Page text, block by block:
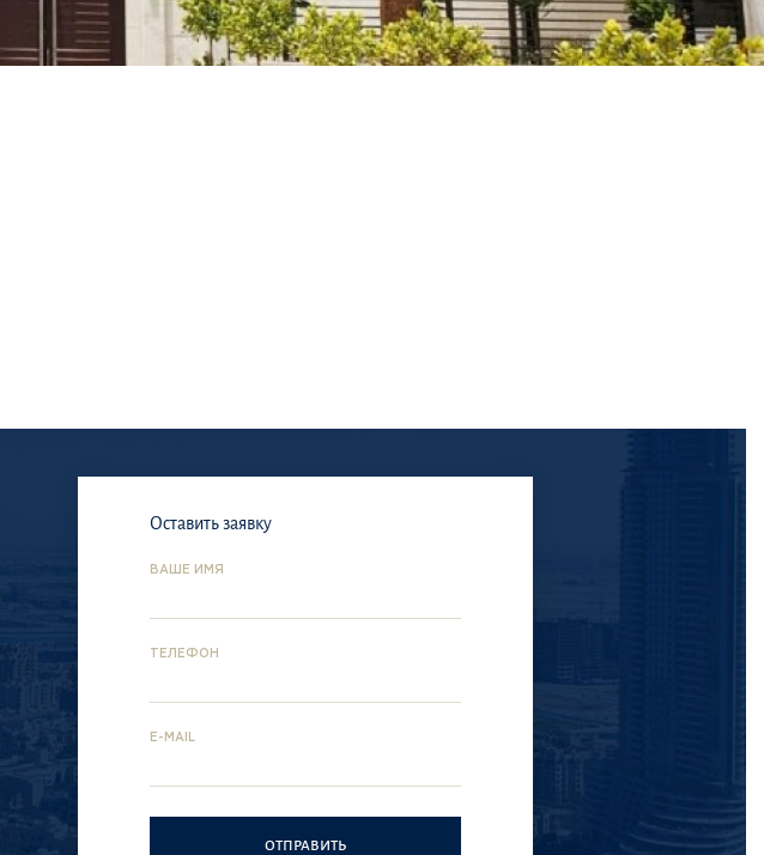
Оставить заявку
ВАШЕ ИМЯ
ТЕЛЕФОН
E-MAIL
ОТПРАВИТЬ